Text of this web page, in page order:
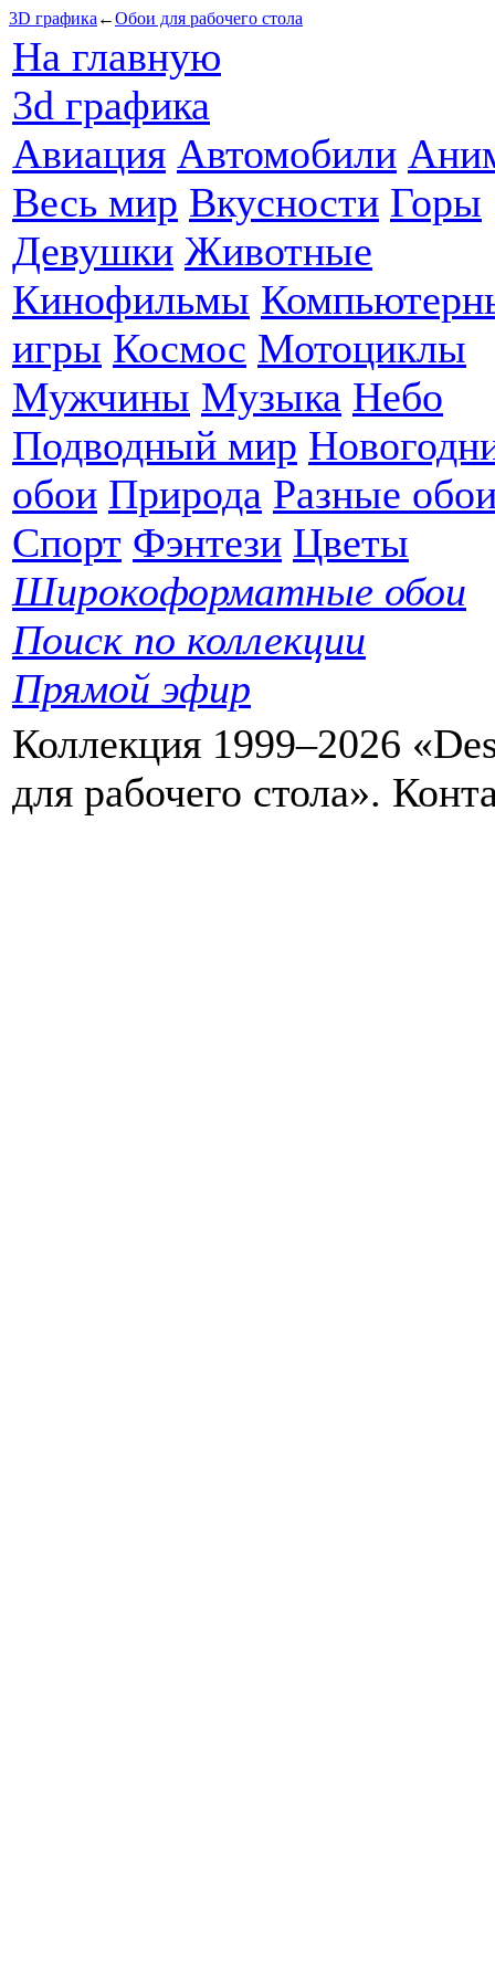
3D графика ←Обои для рабочего стола
На главную
3d графика
Авиация Автомобили
Весь мир Вкусности Горы
Девушки Животные
Кинофильмы
игры Космос Мотоциклы
Мужчины Музыка Небо
Подводный мир
обои Природа Разные
Спорт Фэнтези Цветы
Широкоформатные обои
Поиск по коллекции
Прямой эфир
Коллекция 1999–2026
для рабочего стола».